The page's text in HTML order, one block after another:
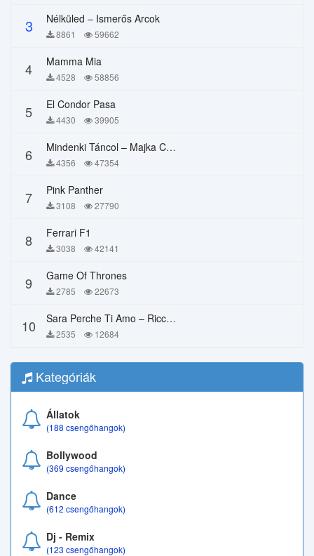
3 Nélküled – Ismerős Arcok
8861 59662
4 Mamma Mia
4528 58856
5 El Condor Pasa
4430 39905
6 Mindenki Táncol – Majka Curtis, Péter Majoros
4356 47354
7 Pink Panther
3108 27790
8 Ferrari F1
3038 42141
9 Game Of Thrones
2785 22673
10 Sara Perche Ti Amo – Ricchi E Poveri
2535 12684
Kategóriák
Állatok
(188 csengőhangok)
Bollywood
(369 csengőhangok)
Dance
(612 csengőhangok)
Dj - Remix
(123 csengőhangok)